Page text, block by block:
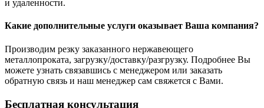
и удаленности.
Какие дополнительные услуги оказывает Ваша компания?
Производим резку заказанного нержавеющего
металлопроката, загрузку/доставку/разгрузку. Подробнее Вы
можете узнать связавшись с менеджером или заказать
обратную связь и наш менеджер сам свяжется с Вами.
Бесплатная консультация